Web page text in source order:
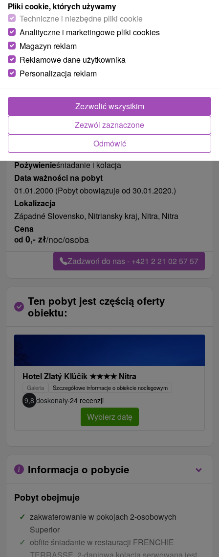
+3
Długość pobytuod 127 noce
Pożywienieśniadanie i kolacja
Data ważności na pobyt
01.01.2000 (Pobyt obowiązuje od 30.01.2020.)
Lokalizacja
Západné Slovensko, Nitriansky kraj, Nitra, Nitra
Cena
od 0,- zł/noc/osoba
Zadzwoń do nas - +421 2 21 02 57 57
Ten pobyt jest częścią oferty
obiektu:
Hotel Zlatý Kľúčik ★★★★ Nitra
Galeria Szczegółowe informacje o obiekcie noclegowym
9,8 doskonały·24 recenzji
Wybierz datę
Informacja o pobycie
Pobyt obejmuje
zakwaterowanie w pokojach 2-osobowych
Superior
obfite śniadanie w restauracji FRENCHIE
Pliki cookie, których używamy
Techniczne i niezbędne pliki cookie
Analityczne i marketingowe pliki cookies
Magazyn reklam
Reklamowe dane użytkownika
Personalizacja reklam
Odmówić
Zezwól zaznaczone
Zezwolić wszystkim